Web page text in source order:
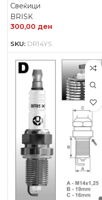
Свеќици
BRISK
300,00 ден
SKU: DR14YS